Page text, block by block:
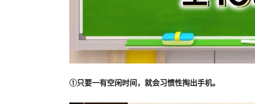
①只要一有空闲时间，就会习惯性掏出手机。